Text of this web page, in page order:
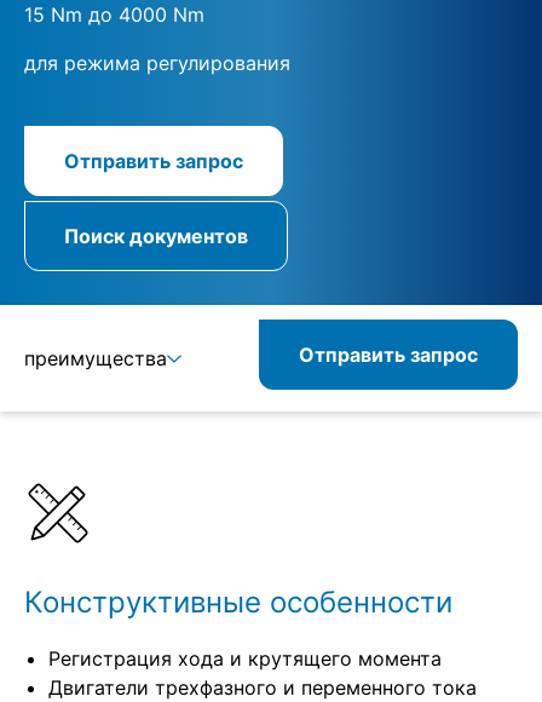
15 Nm до 4000 Nm
для режима регулирования
Отправить запрос
Поиск документов
преимущества
Комбинируемые изделия
Схожие изделия
Отправить запрос
Конструктивные особенности
Регистрация хода и крутящего момента
Двигатели трехфазного и переменного тока